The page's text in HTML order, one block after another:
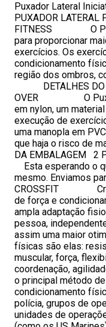
Puxador Lateral
PUXADOR LATERAL
FITNESS O
para proporcionar
exercícios. Os
condicionamento
região dos
DETALHES DO
OVER O
em nylon, um
execução de
uma manopla em
que haja o risco
DA EMBALAGEM 2
Esta esperando o
mesmo. Enviamos
CROSSFIT
de força e
ampla adaptação
pessoa,
assim uma maior
físicas são elas:
muscular, força,
coordenação,
o principal método
condicionamento
polícia, grupos de
unidades de